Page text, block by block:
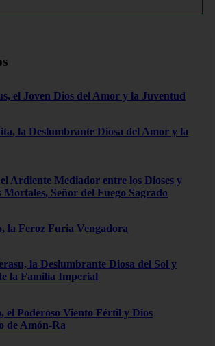
el Joven Dios del Amor y la Juventud
la Deslumbrante Diosa del Amor y la
Ardiente Mediador entre los Dioses y
Mortales, Señor del Fuego Sagrado
la Feroz Furia Vengadora
la Deslumbrante Diosa del Sol y
la Familia Imperial
el Poderoso Viento Fértil y Dios
de Amón-Ra